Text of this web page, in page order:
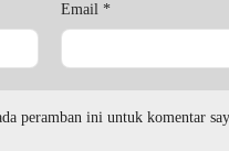
Email *
peramban ini untuk komentar